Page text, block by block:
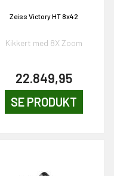
Zeiss Victory HT 8x42
Kikkert med 8X Zoom
22.849,95
SE PRODUKT